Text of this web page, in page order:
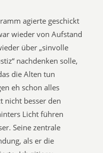
agierte geschickt
wieder von Aufstand
über „sinvolle
nachdenken solle,
die Alten tun
eh schon alles
nicht besser den
Licht führen
Seine zentrale
als er die